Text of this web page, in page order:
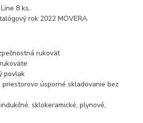
8 ks.
rok 2022 MOVERA
rukoväť
povlak
priestorovo úsporné skladovanie bez
sklokeramické, plynové,